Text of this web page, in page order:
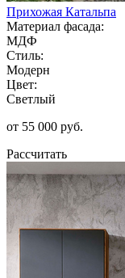
Прихожая Катальпа
Материал фасада:
МДФ
Стиль:
Модерн
Цвет:
Светлый
от 55 000 руб.
Рассчитать